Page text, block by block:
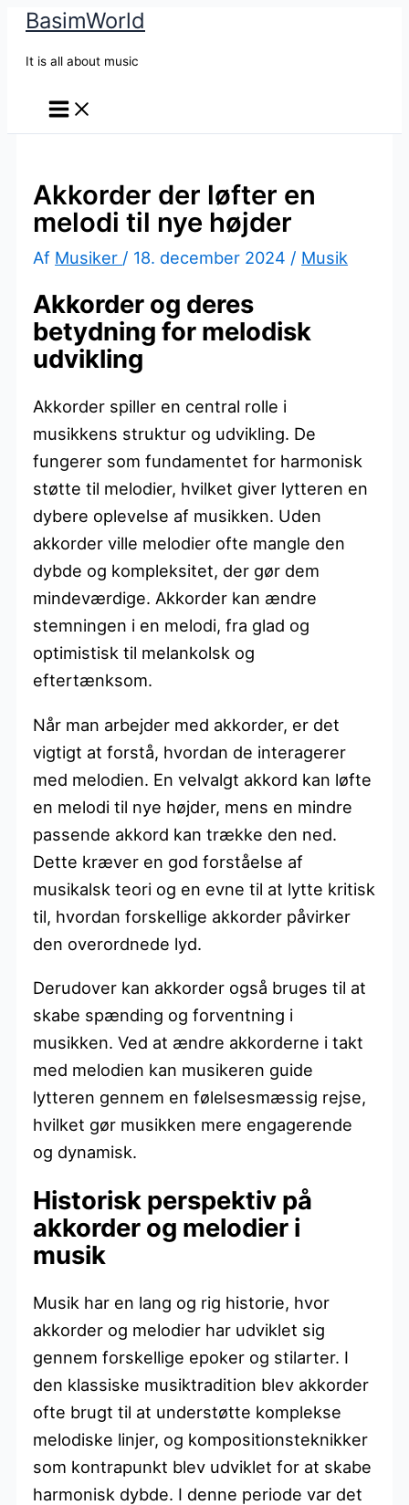
BasimWorld
It is all about music
Akkorder der løfter en
melodi til nye højder
Af Musiker / 18. december 2024 / Musik
Akkorder og deres
betydning for melodisk
udvikling
Akkorder spiller en central rolle i
musikkens struktur og udvikling. De
fungerer som fundamentet for harmonisk
støtte til melodier, hvilket giver lytteren en
dybere oplevelse af musikken. Uden
akkorder ville melodier ofte mangle den
dybde og kompleksitet, der gør dem
mindeværdige. Akkorder kan ændre
stemningen i en melodi, fra glad og
optimistisk til melankolsk og
eftertænksom.
Når man arbejder med akkorder, er det
vigtigt at forstå, hvordan de interagerer
med melodien. En velvalgt akkord kan løfte
en melodi til nye højder, mens en mindre
passende akkord kan trække den ned.
Dette kræver en god forståelse af
musikalsk teori og en evne til at lytte kritisk
til, hvordan forskellige akkorder påvirker
den overordnede lyd.
Derudover kan akkorder også bruges til at
skabe spænding og forventning i
musikken. Ved at ændre akkorderne i takt
med melodien kan musikeren guide
lytteren gennem en følelsesmæssig rejse,
hvilket gør musikken mere engagerende
og dynamisk.
Historisk perspektiv på
akkorder og melodier i
musik
Musik har en lang og rig historie, hvor
akkorder og melodier har udviklet sig
gennem forskellige epoker og stilarter. I
den klassiske musiktradition blev akkorder
ofte brugt til at understøtte komplekse
melodiske linjer, og kompositionsteknikker
som kontrapunkt blev udviklet for at skabe
harmonisk dybde. I denne periode var det